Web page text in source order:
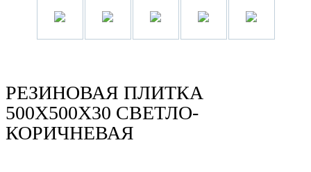
РЕЗИНОВАЯ ПЛИТКА
500Х500Х30 СВЕТЛО-
КОРИЧНЕВАЯ